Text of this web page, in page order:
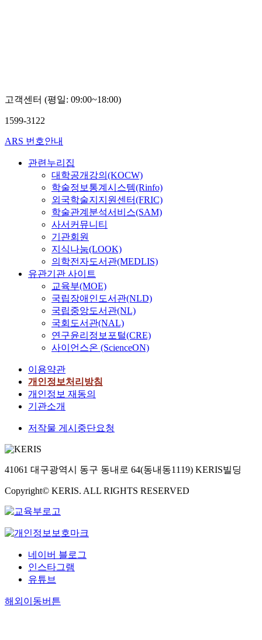
김
고객센터 (평일: 09:00~18:00)
1599-3122
ARS 번호안내
관련누리집
대학공개강의(KOCW)
학술정보통계시스템(Rinfo)
외국학술지지원센터(FRIC)
학술관계분석서비스(SAM)
사서커뮤니티
기관회원
지식나눔(LOOK)
의학전자도서관(MEDLIS)
유관기관 사이트
교육부(MOE)
국립장애인도서관(NLD)
국립중앙도서관(NL)
국회도서관(NAL)
연구윤리정보포털(CRE)
사이언스온 (ScienceON)
이용약관
개인정보처리방침
개인정보 재동의
기관소개
저작물 게시중단요청
41061 대구광역시 동구 동내로 64(동내동1119) KERIS빌딩
Copyright© KERIS. ALL RIGHTS RESERVED
네이버 블로그
인스타그램
유튜브
해외이동버튼